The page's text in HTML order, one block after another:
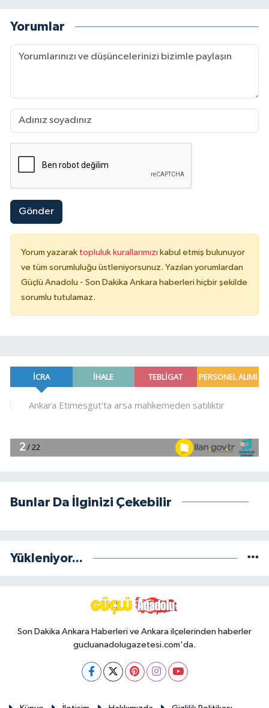
Yorumlar
Gönder
Yorum yazarak topluluk kurallarımızı kabul etmiş bulunuyor
ve tüm sorumluluğu üstleniyorsunuz. Yazılan yorumlardan
Güçlü Anadolu - Son Dakika Ankara haberleri hiçbir şekilde
sorumlu tutulamaz.
Bunlar Da İlginizi Çekebilir
Yükleniyor...
Son Dakika Ankara Haberleri ve Ankara ilçelerinden haberler
gucluanadolugazetesi.com'da.